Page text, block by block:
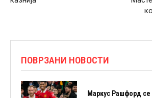
ПОВРЗАНИ НОВОСТИ
Маркус Рашфорд се